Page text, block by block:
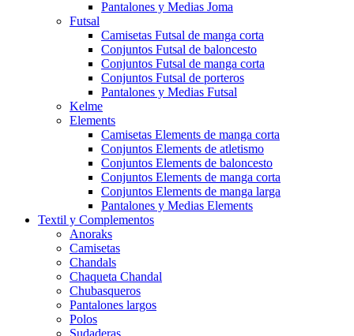
Pantalones y Medias Joma
Futsal
Camisetas Futsal de manga corta
Conjuntos Futsal de baloncesto
Conjuntos Futsal de manga corta
Conjuntos Futsal de porteros
Pantalones y Medias Futsal
Kelme
Elements
Camisetas Elements de manga corta
Conjuntos Elements de atletismo
Conjuntos Elements de baloncesto
Conjuntos Elements de manga corta
Conjuntos Elements de manga larga
Pantalones y Medias Elements
Textil y Complementos
Anoraks
Camisetas
Chandals
Chaqueta Chandal
Chubasqueros
Pantalones largos
Polos
Sudaderas